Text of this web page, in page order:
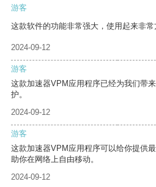
游客
这款软件的功能非常强大，使用起来非常
2024-09-12
游客
这款加速器VPM应用程序已经为我们带
护。
2024-09-12
游客
这款加速器VPM应用程序可以给你提供
助你在网络上自由移动。
2024-09-12